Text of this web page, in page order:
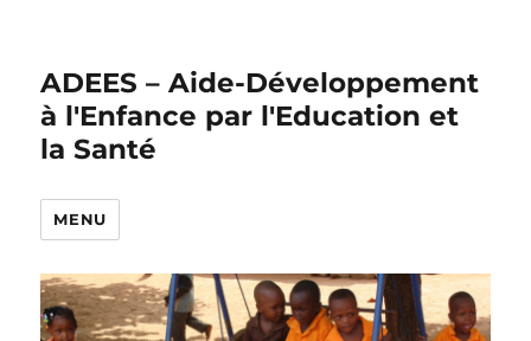
ADEES – Aide-Développement
à l'Enfance par l'Education et
la Santé
MENU